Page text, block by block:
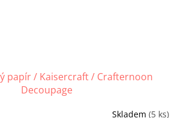
papír / Kaisercraft / Crafternoon
Decoupage
Skladem (5 ks)